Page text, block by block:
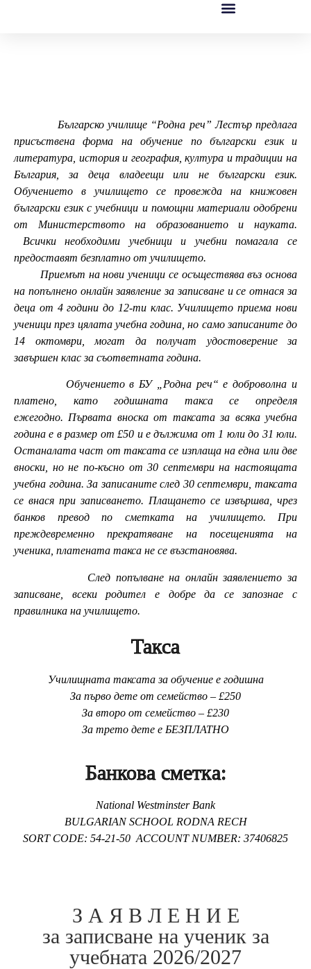
Българско училище “Родна реч” Лестър предлага
присъствена форма на обучение по български език и
литература, история и география, култура и традиции на
България, за деца владеещи или не български език.
Обучението в училището се провежда на книжовен
български език с учебници и помощни материали одобрени
от Министерството на образованието и науката.
Всички необходими учебници и учебни помагала се
предоставят безплатно от училището.
Приемът на нови ученици се осъществява въз основа
на попълнено онлайн заявление за записване и се отнася за
деца от 4 години до 12-ти клас. Училището приема нови
ученици през цялата учебна година, но само записаните до
14 октомври, могат да получат удостоверение за
завършен клас за съответната година.
Обучението в БУ „Родна реч“ е доброволна и
платено, като годишната такса се определя
ежегодно. Първата вноска от таксата за всяка учебна
година е в размер от £50 и е дължима от 1 юли до 31 юли.
Останалата част от таксата се изплаща на една или две
вноски, но не по-късно от 30 септември на настоящата
учебна година. За записаните след 30 септември, таксата
се внася при записването. Плащането се извършва, чрез
банков превод по сметката на училището. При
преждевременно прекратяване на посещенията на
ученика, платената такса не се възстановява.
След попълване на онлайн заявлението за
записване, всеки родител е добре да се запознае с
правилника на училището.
Такса
Училищната таксата за обучение е годишна
За първо дете от семейство – £250
За второ от семейство – £230
За трето дете е БЕЗПЛАТНО
Банкова сметка:
National Westminster Bank
BULGARIAN SCHOOL RODNA RECH
SORT CODE: 54-21-50 ACCOUNT NUMBER: 37406825
З А Я В Л Е Н И Е
за записване на ученик за
учебната 2026/2027